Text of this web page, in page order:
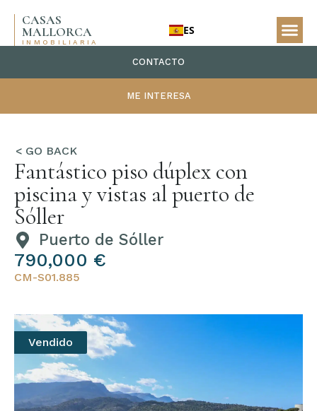
CASAS
MALLORCA
INMOBILIARIA
ES
CONTACTO
ME INTERESA
Fantástico piso dúplex con
piscina y vistas al puerto de
Sóller
Puerto de Sóller
790,000 €
CM-S01.885
Vendido